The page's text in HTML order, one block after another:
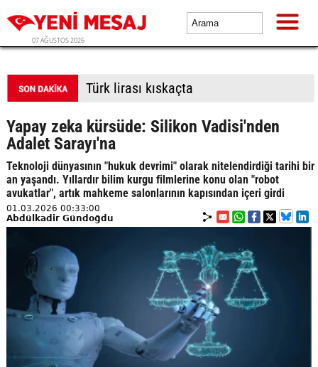
07 AĞUSTOS 2026
Türk lirası kıskaçta
Yapay zeka kürsüde: Silikon Vadisi'nden
Adalet Sarayı'na
Teknoloji dünyasının "hukuk devrimi" olarak nitelendirdiği tarihi bir
an yaşandı. Yıllardır bilim kurgu filmlerine konu olan "robot
avukatlar", artık mahkeme salonlarının kapısından içeri girdi
01.03.2026 00:33:00
Abdülkadir Gündoğdu